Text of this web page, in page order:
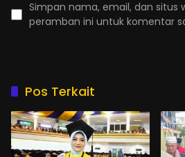
Simpan nama, email, dan situs
peramban ini untuk komentar
Pos Terkait